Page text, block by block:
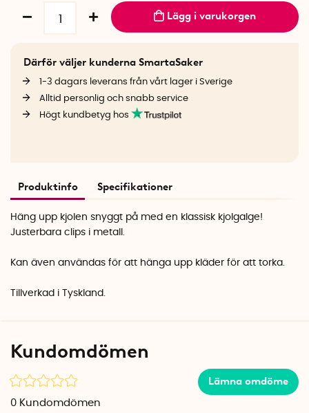
Lägg i varukorgen
Därför väljer kunderna SmartaSaker
1-3 dagars leverans från vårt lager i Sverige
Alltid personlig och snabb service
Högt kundbetyg hos
Produktinfo Specifikationer
Häng upp kjolen snyggt på med en klassisk kjolgalge!
Justerbara clips i metall.
Kan även användas för att hänga upp kläder för att torka.
Tillverkad i Tyskland.
Kundomdömen
Lämna omdöme
0 Kundomdömen